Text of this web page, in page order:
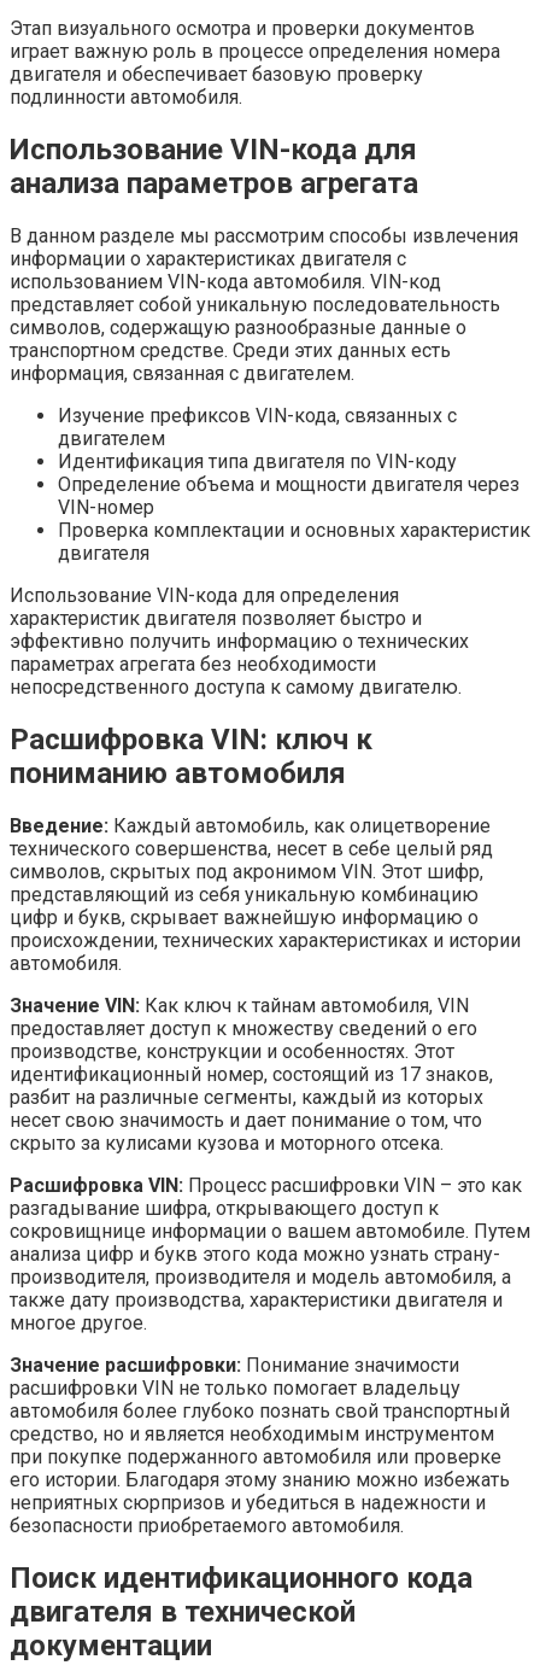
Этап визуального осмотра и проверки документов
играет важную роль в процессе определения номера
двигателя и обеспечивает базовую проверку
подлинности автомобиля.
Использование VIN-кода для
анализа параметров агрегата
В данном разделе мы рассмотрим способы извлечения
информации о характеристиках двигателя с
использованием VIN-кода автомобиля. VIN-код
представляет собой уникальную последовательность
символов, содержащую разнообразные данные о
транспортном средстве. Среди этих данных есть
информация, связанная с двигателем.
Изучение префиксов VIN-кода, связанных с
двигателем
Идентификация типа двигателя по VIN-коду
Определение объема и мощности двигателя через
VIN-номер
Проверка комплектации и основных характеристик
двигателя
Использование VIN-кода для определения
характеристик двигателя позволяет быстро и
эффективно получить информацию о технических
параметрах агрегата без необходимости
непосредственного доступа к самому двигателю.
Расшифровка VIN: ключ к
пониманию автомобиля
Введение: Каждый автомобиль, как олицетворение
технического совершенства, несет в себе целый ряд
символов, скрытых под акронимом VIN. Этот шифр,
представляющий из себя уникальную комбинацию
цифр и букв, скрывает важнейшую информацию о
происхождении, технических характеристиках и истории
автомобиля.
Значение VIN: Как ключ к тайнам автомобиля, VIN
предоставляет доступ к множеству сведений о его
производстве, конструкции и особенностях. Этот
идентификационный номер, состоящий из 17 знаков,
разбит на различные сегменты, каждый из которых
несет свою значимость и дает понимание о том, что
скрыто за кулисами кузова и моторного отсека.
Расшифровка VIN: Процесс расшифровки VIN – это как
разгадывание шифра, открывающего доступ к
сокровищнице информации о вашем автомобиле. Путем
анализа цифр и букв этого кода можно узнать страну-
производителя, производителя и модель автомобиля, а
также дату производства, характеристики двигателя и
многое другое.
Значение расшифровки: Понимание значимости
расшифровки VIN не только помогает владельцу
автомобиля более глубоко познать свой транспортный
средство, но и является необходимым инструментом
при покупке подержанного автомобиля или проверке
его истории. Благодаря этому знанию можно избежать
неприятных сюрпризов и убедиться в надежности и
безопасности приобретаемого автомобиля.
Поиск идентификационного кода
двигателя в технической
документации